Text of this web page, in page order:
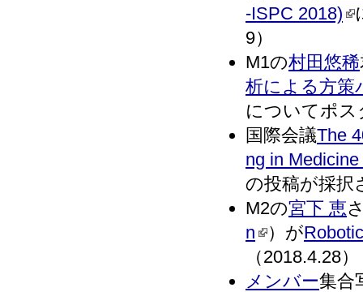
-ISPC 2018)
9）
M1の村田悠稀
析による方策
についてポス
国際会議The
ng in
の投稿が採択
M2の宮下 恵
n
）が
（2018.4.28）
メンバー集合